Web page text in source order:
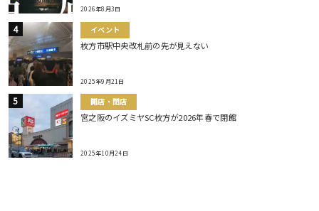
2026年8月3日
イベント
枚方市駅中央改札前の先が見えない
2025年9月21日
開店・閉店
宮之阪のイズミヤSC枚方が2026年春で閉館
2025年10月24日